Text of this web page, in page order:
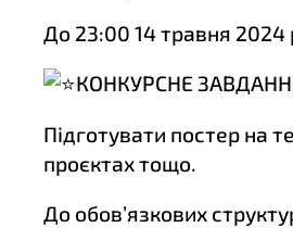
До 23:00 14 травня 2024
КОНКУРСНЕ
Підготувати постер на
проєктах тощо.
До обов’язкових